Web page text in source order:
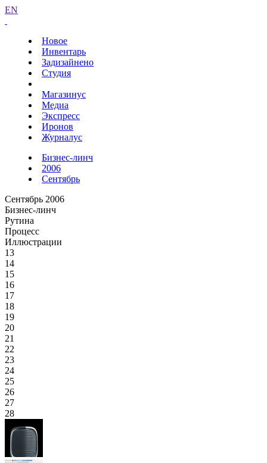
EN
Новое
Инвентарь
Задизайнено
Студия
Магазинус
Медиа
Экспресс
Иронов
Журналус
Бизнес-линч
2006
Сентябрь
Сентябрь 2006
Бизнес-линч
Рутина
Процесс
Иллюстрации
13
14
15
16
17
18
19
20
21
22
23
24
25
26
27
28